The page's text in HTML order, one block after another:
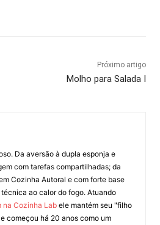
Próximo artigo
Molho para Salada I
Da aversão à dupla esponja e
com tarefas compartilhadas; da
Cozinha Autoral e com forte base
ao calor do fogo. Atuando
na Cozinha Labele mantém seu "filho
começou há 20 anos como um